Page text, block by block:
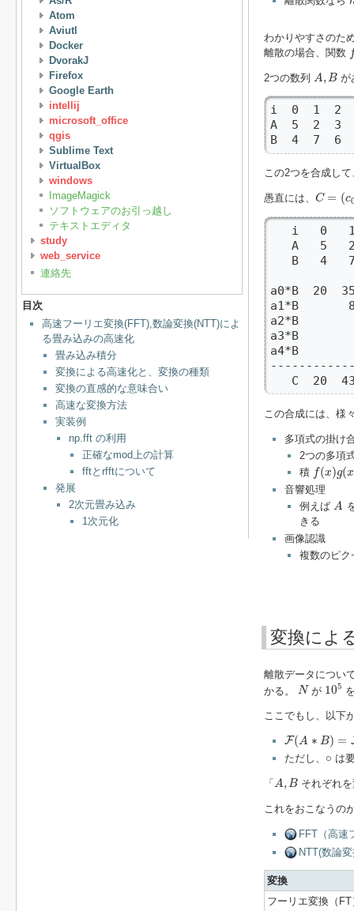
Atom
Aviutl
Docker
DvorakJ
Firefox
Google Earth
intellij
microsoft_office
qgis
Sublime Text
VirtualBox
windows
ImageMagick
ソフトウェアのお引っ越し
テキストエディタ
study
web_service
連絡先
目次
高速フーリエ変換(FFT),数論変換(NTT)によ
る畳み込みの高速化
畳み込み積分
変換による高速化と、変換の種類
変換の直感的な意味合い
高速な変換方法
実装例
np.fft の利用
正確なmod上の計算
fftとrfftについて
発展
2次元畳み込み
1次元化
わかりやすさのた
離散の場合、関数 f
2つの数列 A,B
A, B が
i  0  1  2
A  5  2  3
B  4  7  6
この2つを合成し
愚直には、 C = (c0
C= 0
i   0
A   5
B   4
a0*B  20
a1*B
a2*B
a3*B
a4*B
C  20
この合成には、様
多項式の掛け
2つの多項
積 f(x)g(x
(x) g ( x
音響処理
例えばA
A
きる
画像認識
複数のピク
変換によ
離散データについ
かる。 N
N が 105
105
ここでもし、以下
F(A ∗ B) =
F(A ∗ )=F
ただし、 ∘
∘ は
「 A,B
A, B それぞれ
これをおこなうの
FFT（高速
NTT(数論
変換
フーリエ変換（FT